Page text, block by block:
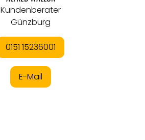
Kundenberater
Günzburg
0151 15236001
E-Mail